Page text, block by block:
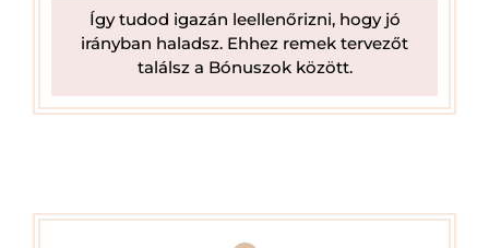
Így tudod igazán leellenőrizni, hogy jó
irányban haladsz. Ehhez remek tervezőt
találsz a Bónuszok között.